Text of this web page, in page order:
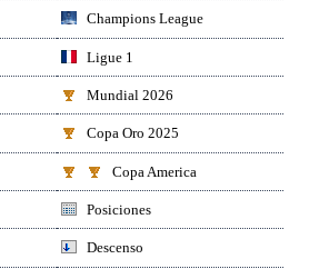
Champions League
Ligue 1
Mundial 2026
Copa Oro 2025
Copa America
Posiciones
Descenso